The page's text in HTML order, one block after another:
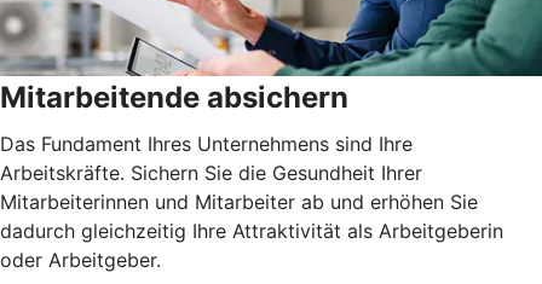
Mitarbeitende absichern
Das Fundament Ihres Unternehmens sind Ihre
Arbeitskräfte. Sichern Sie die Gesundheit Ihrer
Mitarbeiterinnen und Mitarbeiter ab und erhöhen Sie
dadurch gleichzeitig Ihre Attraktivität als Arbeitgeberin
oder Arbeitgeber.